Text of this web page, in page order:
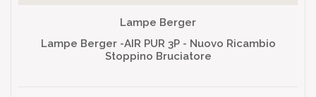
Lampe Berger
Lampe Berger -AIR PUR 3P - Nuovo Ricambio
Stoppino Bruciatore